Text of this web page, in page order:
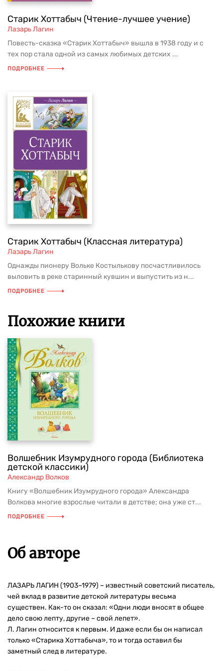
Старик Хоттабыч (Чтение-лучшее учение)
Лазарь Лагин
Повесть-сказка «Старик Хоттабыч» вышла в 1938 году и с
тех пор стала одной из самых любимых детских ...
ПОДРОБНЕЕ
Старик Хоттабыч (Классная литература)
Лазарь Лагин
Однажды пионеру Вольке Костылькову посчастливилось
выловить в реке старинный кувшин и выпустить из н...
ПОДРОБНЕЕ
Похожие книги
Волшебник Изумрудного города (Библиотека
детской классики)
Александр Волков
Книгу «Волшебник Изумрудного города» Александра
Волкова многие взрослые читали в детстве; она уже ст...
ПОДРОБНЕЕ
Об авторе
ЛАЗАРЬ ЛАГИН (1903–1979) – известный советский писатель,
чей вклад в развитие детской литературы весьма
существен. Как-то он сказал: «Одни люди вносят в общее
дело свою лепту, другие – свой лепет».
Л. Лагин относится к первым. И даже если бы он написал
только «Старика Хоттабыча», то и тогда оставил бы
заметный след в литературе.